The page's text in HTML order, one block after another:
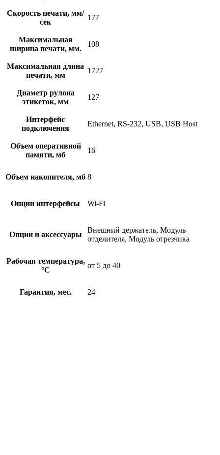
Скорость печати, мм/
сек
177
Максимальная
ширина печати, мм.
108
Максимальная длина
печати, мм
1727
Диаметр рулона
этикеток, мм
127
Интерфейс
подключения
Ethernet, RS-232, USB, USB Host
Объем оперативной
памяти, мб
16
Объем накопителя, мб 8
Опции интерфейсы Wi-Fi
Опции и аксессуары
Внешний держатель, Модуль
отделителя, Модуль отрезчика
Рабочая температура,
°C
от 5 до 40
Гарантия, мес. 24